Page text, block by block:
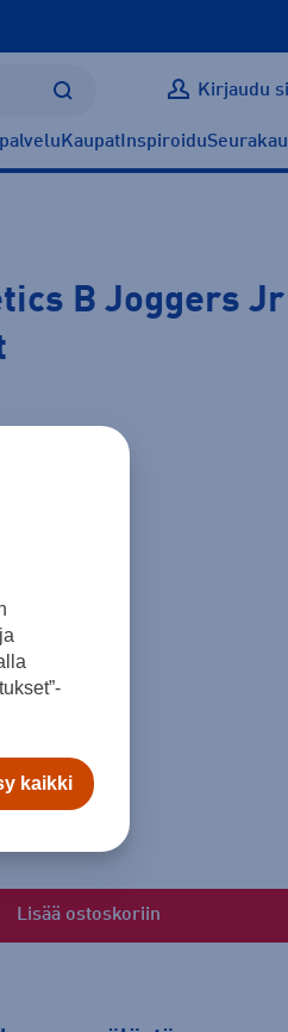
Kirjaudu
Kaupat Inspiroidu
B Joggers Jr
167 - 173
Lisää ostoskoriin
kaikki